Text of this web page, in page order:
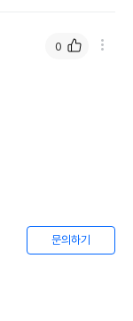
0
문의하기